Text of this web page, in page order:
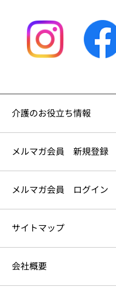
介護のお役立ち情報
メルマガ会員 新規登録
メルマガ会員 ログイン
サイトマップ
会社概要